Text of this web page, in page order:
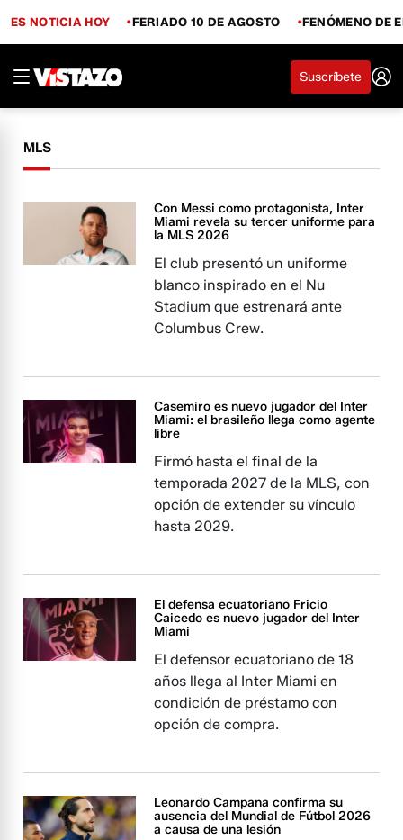
ES NOTICIA HOY FERIADO 10 DE AGOSTO FENÓMENO DE
Suscríbete
MLS
Con Messi como protagonista, Inter
Miami revela su tercer uniforme para
la MLS 2026
El club presentó un uniforme
blanco inspirado en el Nu
Stadium que estrenará ante
Columbus Crew.
Casemiro es nuevo jugador del Inter
Miami: el brasileño llega como agente
libre
Firmó hasta el final de la
temporada 2027 de la MLS, con
opción de extender su vínculo
hasta 2029.
El defensa ecuatoriano Fricio
Caicedo es nuevo jugador del Inter
Miami
El defensor ecuatoriano de 18
años llega al Inter Miami en
condición de préstamo con
opción de compra.
Leonardo Campana confirma su
ausencia del Mundial de Fútbol 2026
a causa de una lesión